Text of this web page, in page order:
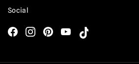
Social